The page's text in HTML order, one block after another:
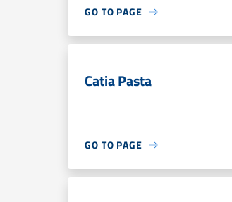
GO TO PAGE
Catia Pasta
GO TO PAGE